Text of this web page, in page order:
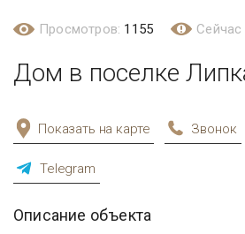
Просмотров: 1155 Сейчас
Дом в поселке
Показать на карте Звонок
Telegram
Описание объекта